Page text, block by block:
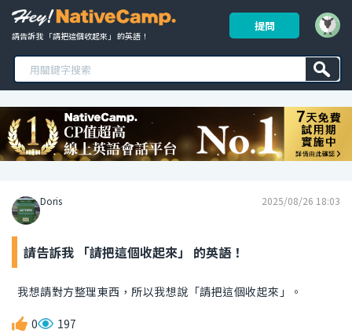
請告訴我 「請把這個收起來」 的英語！
提問
Doris 2025/08/26 18:03
請告訴我 「請把這個收起來」 的英語！
我想請對方整理東西，所以我想說「請把這個收起來」。
0 197